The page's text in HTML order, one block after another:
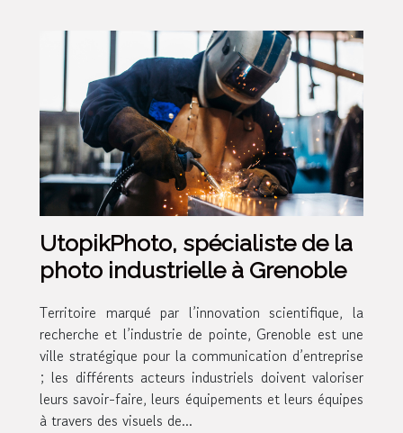
UtopikPhoto, spécialiste de la
photo industrielle à Grenoble
Territoire marqué par l’innovation scientifique, la
recherche et l’industrie de pointe, Grenoble est une
ville stratégique pour la communication d’entreprise
; les différents acteurs industriels doivent valoriser
leurs savoir-faire, leurs équipements et leurs équipes
à travers des visuels de...